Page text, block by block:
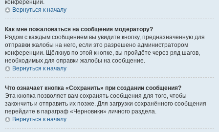
конференции.
Вернуться к началу
Как мне пожаловаться на сообщения модератору?
Рядом с каждым сообщением вы увидите кнопку, предназначенную для
отправки жалобы на него, если это разрешено администратором
конференции. Щёлкнув по этой кнопке, вы пройдёте через ряд шагов,
необходимых для оправки жалобы на сообщение.
Вернуться к началу
Что означает кнопка «Сохранить» при создании сообщения?
Эта кнопка позволяет вам сохранять сообщения для того, чтобы
закончить и отправить их позже. Для загрузки сохранённого сообщения
перейдите в параграф «Черновики» личного раздела.
Вернуться к началу